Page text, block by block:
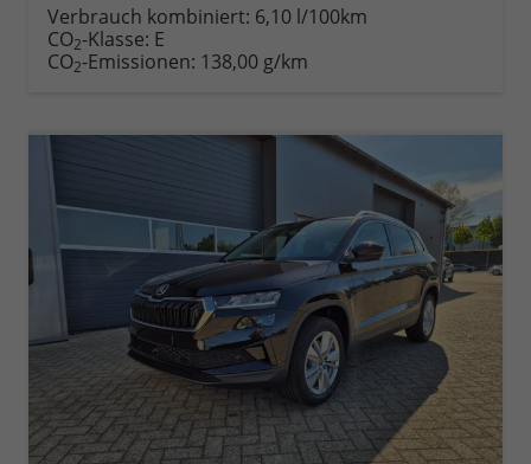
anfordern
Datei,
Verbrauch kombiniert: 6,10 l/100km
CO2-Klasse: E
CO2-Emissionen: 138,00 g/km